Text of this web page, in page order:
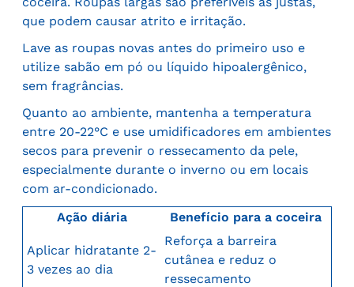
que podem causar atrito e irritação.
Lave as roupas novas antes do primeiro uso e
utilize sabão em pó ou líquido hipoalergênico,
sem fragrâncias.
Quanto ao ambiente, mantenha a temperatura
entre 20-22°C e use umidificadores em ambientes
secos para prevenir o ressecamento da pele,
especialmente durante o inverno ou em locais
com ar-condicionado.
Ação diária
Benefício para a coceira
Aplicar hidratante 2-
3 vezes ao dia
Reforça a barreira
cutânea e reduz o
ressecamento